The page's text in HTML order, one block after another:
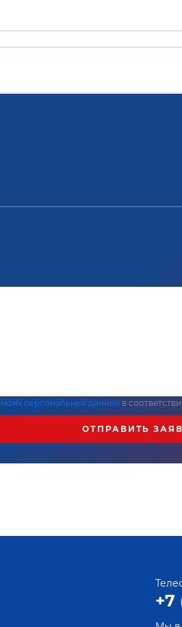
персональных данных в
ОТПРАВИТЬ
+7